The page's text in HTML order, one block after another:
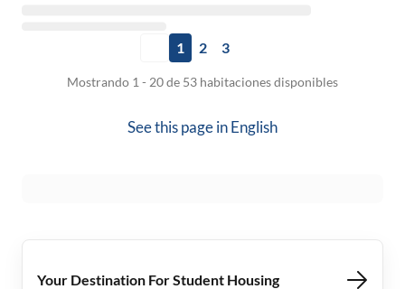
1 2 3
Mostrando 1 - 20 de 53 habitaciones disponibles
See this page inEnglish
Your Destination For Student Housing